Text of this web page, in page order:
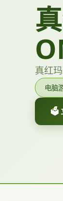
真红
电脑
🗳️